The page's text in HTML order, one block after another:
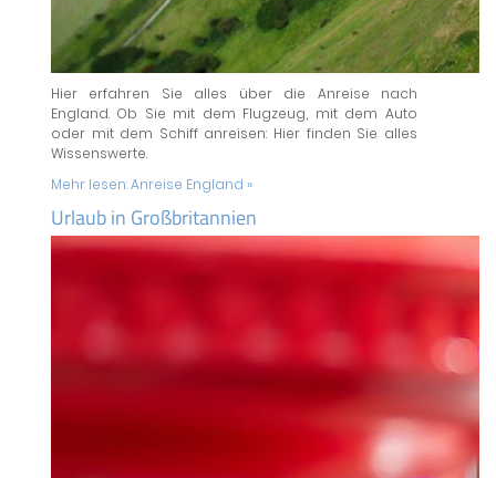
Hier erfahren Sie alles über die Anreise nach
England. Ob Sie mit dem Flugzeug, mit dem Auto
oder mit dem Schiff anreisen: Hier finden Sie alles
Wissenswerte.
Mehr lesen:Anreise England »
Urlaub in Großbritannien